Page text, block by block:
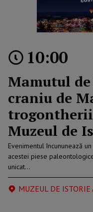
10:00
Mamutul
craniu de
Muzeul de
Evenimentul încununează
acestei piese
unicat…
MUZEUL DE